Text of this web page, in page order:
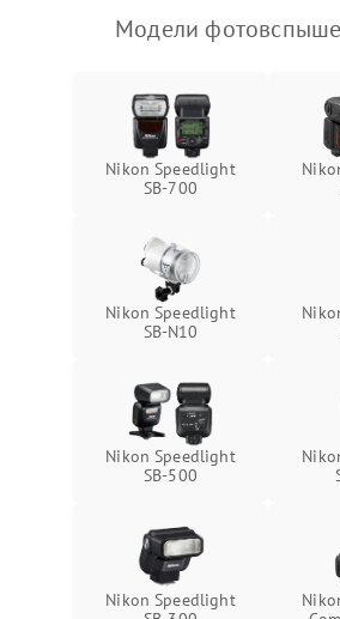
Модели
Nikon Speedlight
SB-700
Nikon Speedlight
SB-N10
Nikon Speedlight
SB-500
Nikon Speedlight